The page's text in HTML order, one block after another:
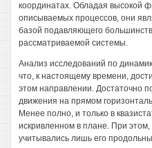
координатах. Обладая высокой
описываемых процессов, они
базой подавляющего
рассматриваемой системы.
Анализ исследований по
что, к настоящему времени,
этом направлении. Достаточно
движения на прямом
Менее полно, и только в
искривленном в плане. При
учитывались лишь его